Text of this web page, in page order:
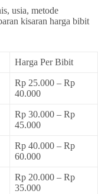
usia, metode
kisaran harga bibit
Harga Per Bibit
Rp 25.000 – Rp
40.000
Rp 30.000 – Rp
45.000
Rp 40.000 – Rp
60.000
Rp 20.000 – Rp
35.000